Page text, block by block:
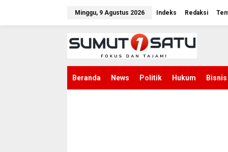
Minggu, 9 Agustus 2026 Indeks Redaksi
Beranda News Politik Hukum Bisnis